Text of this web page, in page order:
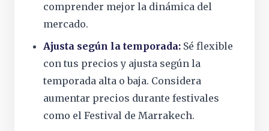
comprender mejor la dinámica del
mercado.
Ajusta según la temporada: Sé flexible
con tus precios y ajusta según la
temporada alta o baja. Considera
aumentar precios durante festivales
como el Festival de Marrakech.